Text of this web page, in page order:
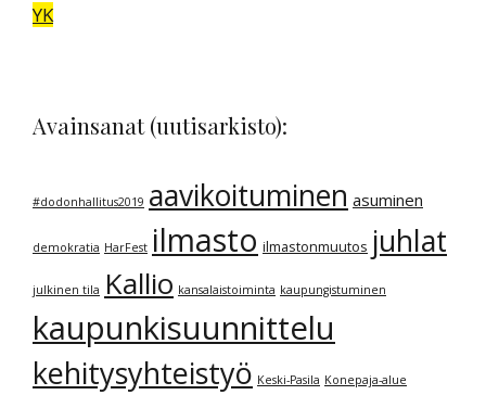
YK
Avainsanat (uutisarkisto):
#dodonhallitus2019 aavikoituminen asuminen
demokratia HarFest ilmasto ilmastonmuutos juhlat
julkinen tila Kallio kansalaistoiminta kaupungistuminen
kaupunkisuunnittelu
kehitysyhteistyö Keski-Pasila Konepaja-alue